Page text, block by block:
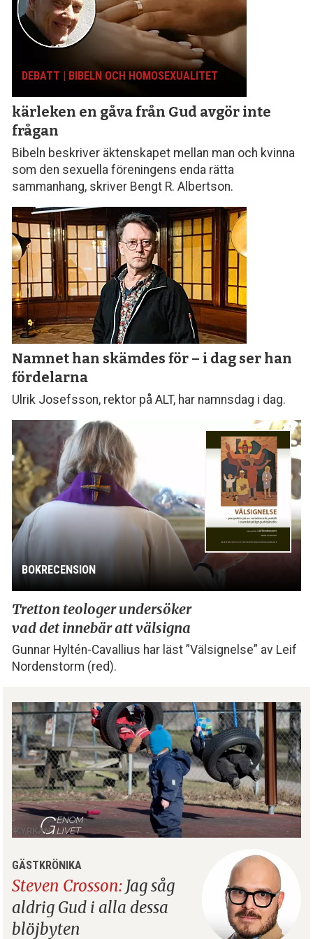
DEBATT | BIBELN OCH HOMOSEXUALITET
kärleken en gåva från Gud avgör inte
frågan
Bibeln beskriver äktenskapet mellan man och kvinna
som den sexuella föreningens enda rätta
sammanhang, skriver Bengt R. Albertson.
Namnet han skämdes för – i dag ser han
fördelarna
Ulrik Josefsson, rektor på ALT, har namnsdag i dag.
BOKRECENSION
Tretton teologer undersöker
vad det innebär att välsigna
Gunnar Hyltén-Cavallius har läst ”Välsignelse” av Leif
Nordenstorm (red).
GÄSTKRÖNIKA
Steven Crosson: Jag såg
aldrig Gud i alla dessa
blöjbyten